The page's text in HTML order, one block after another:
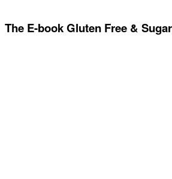
The E-book Gluten Free &